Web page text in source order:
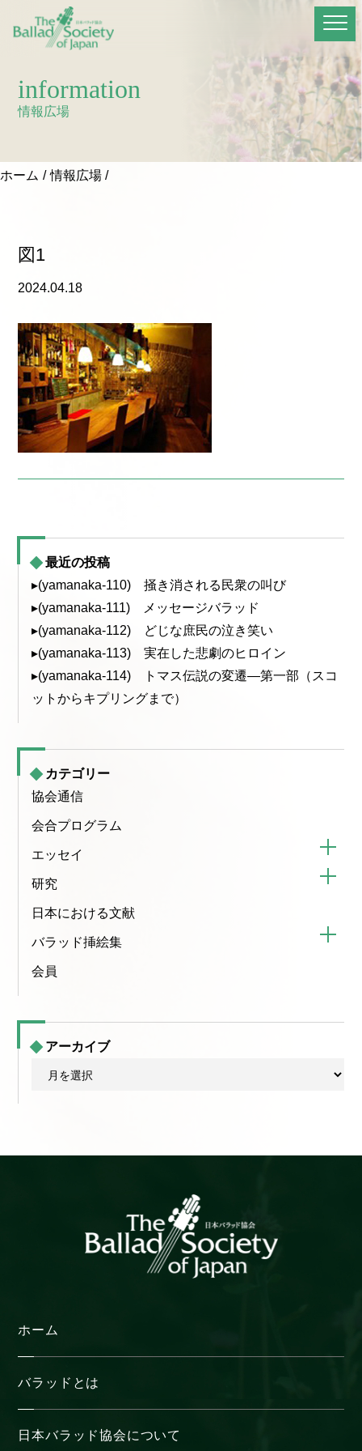
information
情報広場
ホーム 情報広場
図1
2024.04.18
最近の投稿
▸(yamanaka-110) 掻き消される民衆の叫び
▸(yamanaka-111) メッセージバラッド
▸(yamanaka-112) どじな庶民の泣き笑い
▸(yamanaka-113) 実在した悲劇のヒロイン
▸(yamanaka-114) トマス伝説の変遷—第一部（スコ
ットからキプリングまで）
カテゴリー
協会通信
会合プログラム
エッセイ
研究
日本における文献
バラッド挿絵集
会員
アーカイブ
ブ
ホーム
バラッドとは
日本バラッド協会について